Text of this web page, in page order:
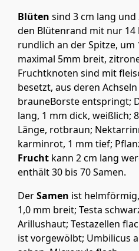
Blüten sind 3 cm lang
den Blütenrand mit nur 14
rundlich an der Spitze, um
maximal 5mm breit,
Fruchtknoten sind mit
besetzt, aus deren
brauneBorste entspringt;
lang, 1 mm dick, weißlich; 8
Länge, rotbraun;
karminrot, 1 mm tief;
Frucht kann 2 cm lang
enthält 30 bis 70 Samen.
DerSamen ist
1,0 mm breit; Testa
Arillushaut; Testazellen
ist vorgewölbt; Umbilicus